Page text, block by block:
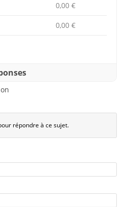
0,00 €
0,00 €
répondre à ce sujet.